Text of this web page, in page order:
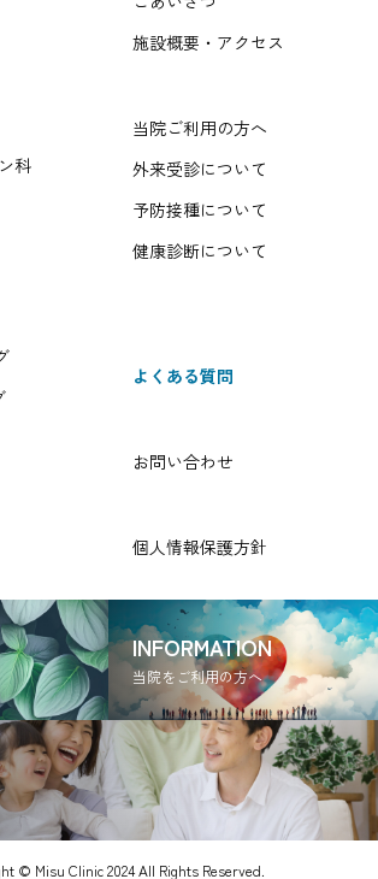
科
施設概要・アクセス
当院ご利用の方へ
外来受診について
予防接種について
健康診断について
よくある質問
お問い合わせ
個人情報保護方針
INFORMATION
当院をご利用の方へ
© Misu Clinic 2024 All Rights Reserved.